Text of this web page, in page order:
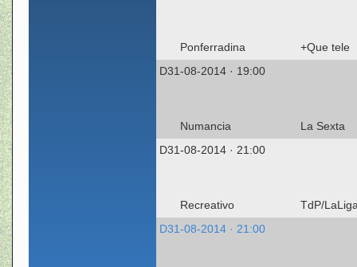
Ponferradina
+Que tele
D31-08-2014 · 19:00
Numancia
La Sexta
D31-08-2014 · 21:00
Recreativo
TdP/
D31-08-2014 · 21:00